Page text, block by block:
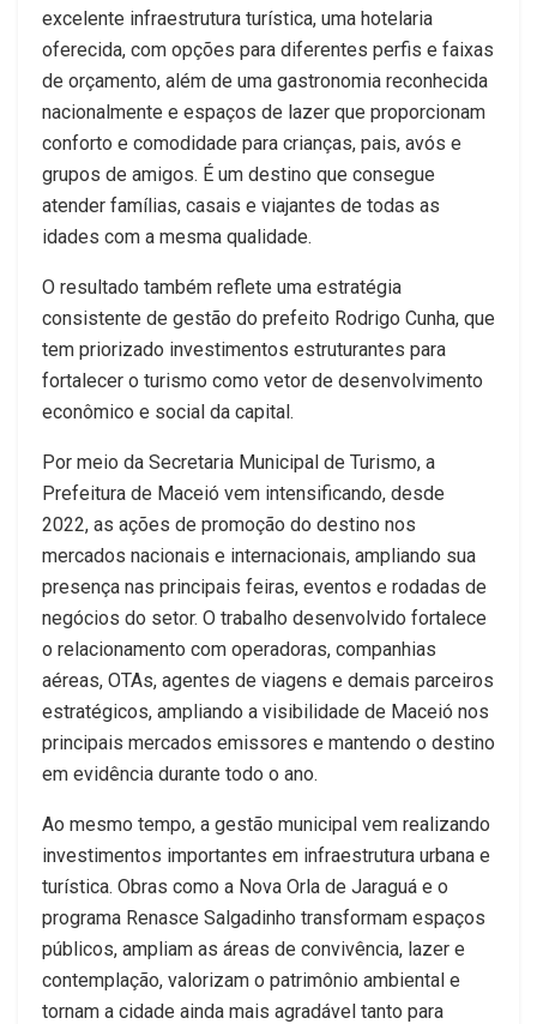
excelente infraestrutura turística, uma hotelaria
oferecida, com opções para diferentes perfis e faixas
de orçamento, além de uma gastronomia reconhecida
nacionalmente e espaços de lazer que proporcionam
conforto e comodidade para crianças, pais, avós e
grupos de amigos. É um destino que consegue
atender famílias, casais e viajantes de todas as
idades com a mesma qualidade.
O resultado também reflete uma estratégia
consistente de gestão do prefeito Rodrigo Cunha, que
tem priorizado investimentos estruturantes para
fortalecer o turismo como vetor de desenvolvimento
econômico e social da capital.
Por meio da Secretaria Municipal de Turismo, a
Prefeitura de Maceió vem intensificando, desde
2022, as ações de promoção do destino nos
mercados nacionais e internacionais, ampliando sua
presença nas principais feiras, eventos e rodadas de
negócios do setor. O trabalho desenvolvido fortalece
o relacionamento com operadoras, companhias
aéreas, OTAs, agentes de viagens e demais parceiros
estratégicos, ampliando a visibilidade de Maceió nos
principais mercados emissores e mantendo o destino
em evidência durante todo o ano.
Ao mesmo tempo, a gestão municipal vem realizando
investimentos importantes em infraestrutura urbana e
turística. Obras como a Nova Orla de Jaraguá e o
programa Renasce Salgadinho transformam espaços
públicos, ampliam as áreas de convivência, lazer e
contemplação, valorizam o patrimônio ambiental e
tornam a cidade ainda mais agradável tanto para